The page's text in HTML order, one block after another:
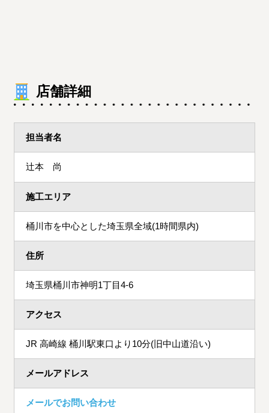
店舗詳細
担当者名
辻本 尚
施工エリア
桶川市を中心とした埼玉県全域(1時間県内)
住所
埼玉県桶川市神明1丁目4-6
アクセス
JR 高崎線 桶川駅東口より10分(旧中山道沿い)
メールアドレス
メールでお問い合わせ